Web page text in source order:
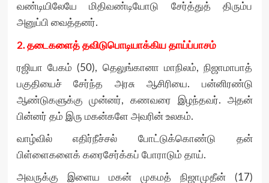
வண்டியிலேயே மிதிவண்டியோடு சேர்த்துத் திரும்ப
அனுப்பி வைத்தனர்.
2.தடைகளைத் தவிடுபொடியாக்கிய தாய்ப்பாசம்
ரஜியா பேகம் (50), தெலுங்கானா மாநிலம், நிஜாமாபாத்
பகுதியைச் சேர்ந்த அரசு ஆசிரியை. பன்னிரண்டு
ஆண்டுகளுக்கு முன்னர், கணவரை இழந்தவர். அதன்
பின்னர் தம் இரு மகன்களே அவரின் உலகம்.
வாழ்வில் எதிர்நீச்சல் போட்டுக்கொண்டு தன்
பிள்ளைகளைக் கரைசேர்க்கப் போராடும் தாய்.
அவருக்கு இளைய மகன் முகமத் நிஜாமுதீன் (17)